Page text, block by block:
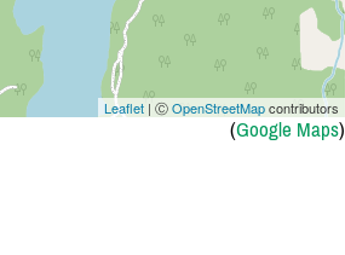
Leaflet| ⒸOpenStreetMapcontributors
(Google Maps)